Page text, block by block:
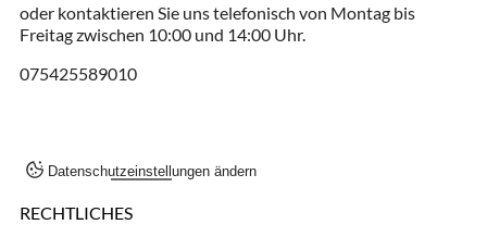
oder kontaktieren Sie uns telefonisch von Montag bis
Freitag zwischen 10:00 und 14:00 Uhr.
075425589010
Datenschutzeinstellungen ändern
RECHTLICHES